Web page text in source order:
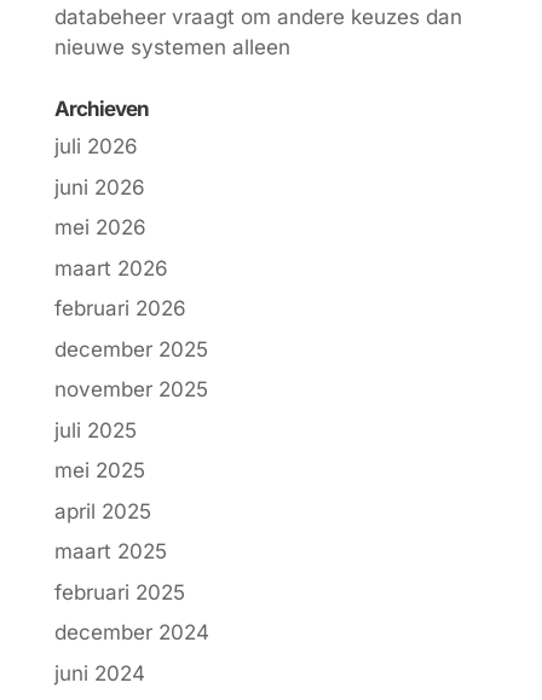
databeheer vraagt om andere keuzes dan
nieuwe systemen alleen
Archieven
juli 2026
juni 2026
mei 2026
maart 2026
februari 2026
december 2025
november 2025
juli 2025
mei 2025
april 2025
maart 2025
februari 2025
december 2024
juni 2024